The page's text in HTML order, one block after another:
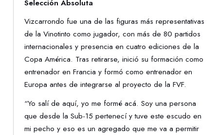
Selección Absoluta
Vizcarrondo fue una de las figuras más representativas
de la Vinotinto como jugador, con más de 80 partidos
internacionales y presencia en cuatro ediciones de la
Copa América. Tras retirarse, inició su formación como
entrenador en Francia y formó como entrenador en
Europa antes de integrarse al proyecto de la FVF.
“Yo salí de aquí, yo me formé acá. Soy una persona
que desde la Sub-15 pertenecí y tuve este escudo en
mi pecho y eso es un agregado que me va a permitir